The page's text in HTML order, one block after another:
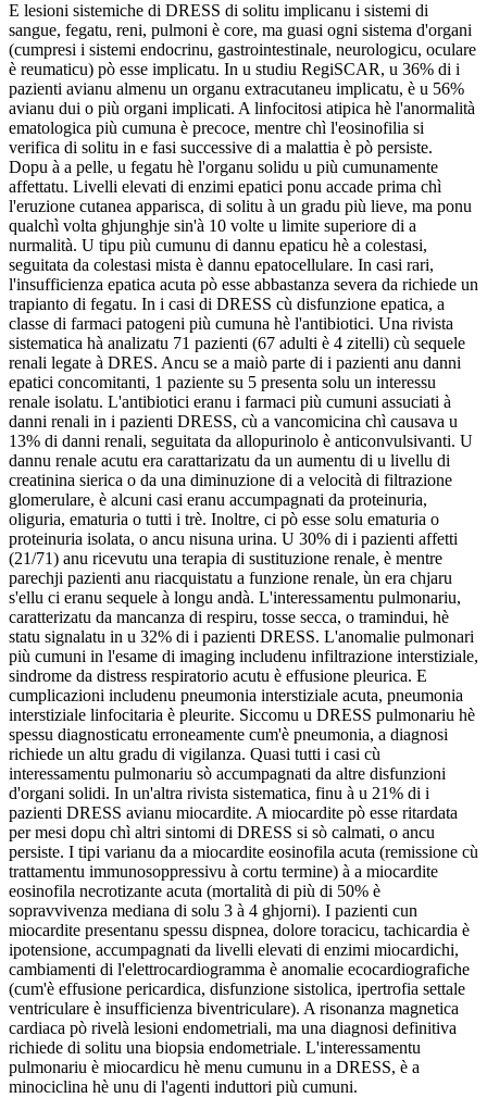
E lesioni sistemiche di DRESS di solitu implicanu i sistemi di
sangue, fegatu, reni, pulmoni è core, ma guasi ogni sistema d'organi
(cumpresi i sistemi endocrinu, gastrointestinale, neurologicu, oculare
è reumaticu) pò esse implicatu. In u studiu RegiSCAR, u 36% di i
pazienti avianu almenu un organu extracutaneu implicatu, è u 56%
avianu dui o più organi implicati. A linfocitosi atipica hè l'anormalità
ematologica più cumuna è precoce, mentre chì l'eosinofilia si
verifica di solitu in e fasi successive di a malattia è pò persiste.
Dopu à a pelle, u fegatu hè l'organu solidu u più cumunamente
affettatu. Livelli elevati di enzimi epatici ponu accade prima chì
l'eruzione cutanea apparisca, di solitu à un gradu più lieve, ma ponu
qualchì volta ghjunghje sin'à 10 volte u limite superiore di a
nurmalità. U tipu più cumunu di dannu epaticu hè a colestasi,
seguitata da colestasi mista è dannu epatocellulare. In casi rari,
l'insufficienza epatica acuta pò esse abbastanza severa da richiede un
trapianto di fegatu. In i casi di DRESS cù disfunzione epatica, a
classe di farmaci patogeni più cumuna hè l'antibiotici. Una rivista
sistematica hà analizatu 71 pazienti (67 adulti è 4 zitelli) cù sequele
renali legate à DRES. Ancu se a maiò parte di i pazienti anu danni
epatici concomitanti, 1 paziente su 5 presenta solu un interessu
renale isolatu. L'antibiotici eranu i farmaci più cumuni assuciati à
danni renali in i pazienti DRESS, cù a vancomicina chì causava u
13% di danni renali, seguitata da allopurinolo è anticonvulsivanti. U
dannu renale acutu era carattarizatu da un aumentu di u livellu di
creatinina sierica o da una diminuzione di a velocità di filtrazione
glomerulare, è alcuni casi eranu accumpagnati da proteinuria,
oliguria, ematuria o tutti i trè. Inoltre, ci pò esse solu ematuria o
proteinuria isolata, o ancu nisuna urina. U 30% di i pazienti affetti
(21/71) anu ricevutu una terapia di sustituzione renale, è mentre
parechji pazienti anu riacquistatu a funzione renale, ùn era chjaru
s'ellu ci eranu sequele à longu andà. L'interessamentu pulmonariu,
caratterizatu da mancanza di respiru, tosse secca, o tramindui, hè
statu signalatu in u 32% di i pazienti DRESS. L'anomalie pulmonari
più cumuni in l'esame di imaging includenu infiltrazione interstiziale,
sindrome da distress respiratorio acutu è effusione pleurica. E
cumplicazioni includenu pneumonia interstiziale acuta, pneumonia
interstiziale linfocitaria è pleurite. Siccomu u DRESS pulmonariu hè
spessu diagnosticatu erroneamente cum'è pneumonia, a diagnosi
richiede un altu gradu di vigilanza. Quasi tutti i casi cù
interessamentu pulmonariu sò accumpagnati da altre disfunzioni
d'organi solidi. In un'altra rivista sistematica, finu à u 21% di i
pazienti DRESS avianu miocardite. A miocardite pò esse ritardata
per mesi dopu chì altri sintomi di DRESS si sò calmati, o ancu
persiste. I tipi varianu da a miocardite eosinofila acuta (remissione cù
trattamentu immunosoppressivu à cortu termine) à a miocardite
eosinofila necrotizante acuta (mortalità di più di 50% è
sopravvivenza mediana di solu 3 à 4 ghjorni). I pazienti cun
miocardite presentanu spessu dispnea, dolore toracicu, tachicardia è
ipotensione, accumpagnati da livelli elevati di enzimi miocardichi,
cambiamenti di l'elettrocardiogramma è anomalie ecocardiografiche
(cum'è effusione pericardica, disfunzione sistolica, ipertrofia settale
ventriculare è insufficienza biventriculare). A risonanza magnetica
cardiaca pò rivelà lesioni endometriali, ma una diagnosi definitiva
richiede di solitu una biopsia endometriale. L'interessamentu
pulmonariu è miocardicu hè menu cumunu in a DRESS, è a
minociclina hè unu di l'agenti induttori più cumuni.